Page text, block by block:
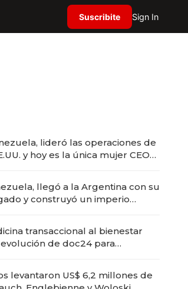
Suscribite Sign In
lideró las operaciones de
y hoy es la única mujer CEO
llegó a la Argentina con su
y construyó un imperio
transaccional al bienestar
de doc24 para
levantaron US$ 6,2 millones de